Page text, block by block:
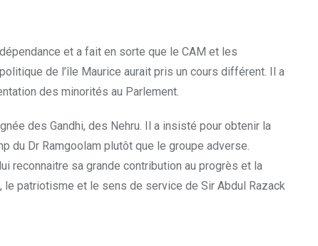
et a fait en sorte que le CAM et les
de l’île Maurice aurait pris un cours différent. Il a
des minorités au Parlement.
des Gandhi, des Nehru. Il a insisté pour obtenir la
du Dr Ramgoolam plutôt que le groupe adverse.
reconnaitre sa grande contribution au progrès et la
le patriotisme et le sens de service de Sir Abdul Razack